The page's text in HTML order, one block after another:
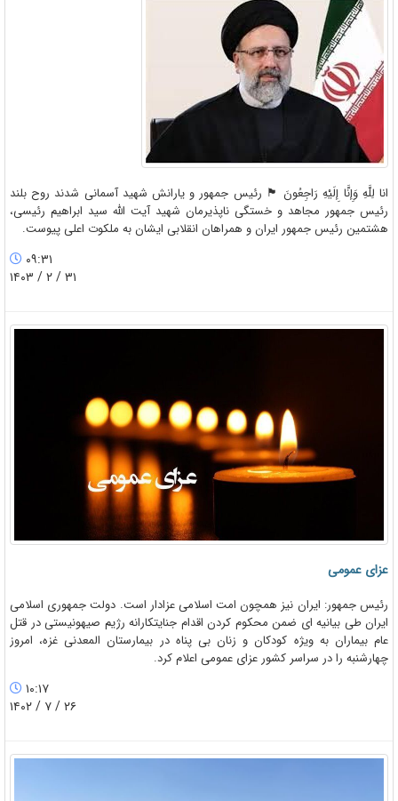
انا لِلَّهِ وَإِنَّا إِلَیْهِ رَاجِعُونَ 🏴 رئیس جمهور و یارانش شهید آسمانی شدند روح بلند
رئیس جمهور مجاهد و خستگی ناپذیرمان شهید آیت الله سید ابراهیم رئیسی،
هشتمین رئیس جمهور ایران و همراهان انقلابی ایشان به ملکوت اعلی پیوست.
۰۹:۳۱
۳۱ / ۲ / ۱۴۰۳
عزای عمومی
رئیس جمهور: ایران نیز همچون امت اسلامی عزادار است. دولت جمهوری اسلامی
ایران طی بیانیه ای ضمن محکوم کردن اقدام جنایتکارانه رژیم صیهونیستی در قتل
عام بیماران به ویژه کودکان و زنان بی پناه در بیمارستان المعدنی غزه، امروز
چهارشنبه را در سراسر کشور عزای عمومی اعلام کرد.
۱۰:۱۷
۲۶ / ۷ / ۱۴۰۲